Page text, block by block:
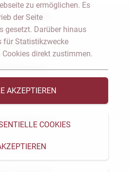
Dresden
Notariat
Veröffentlichungen
& Podcast
Aktuelles
zu ermöglichen. Es
der Seite
gesetzt. Darüber hinaus
für Statistikzwecke
direkt zustimmen.
AKZEPTIEREN
COOKIES